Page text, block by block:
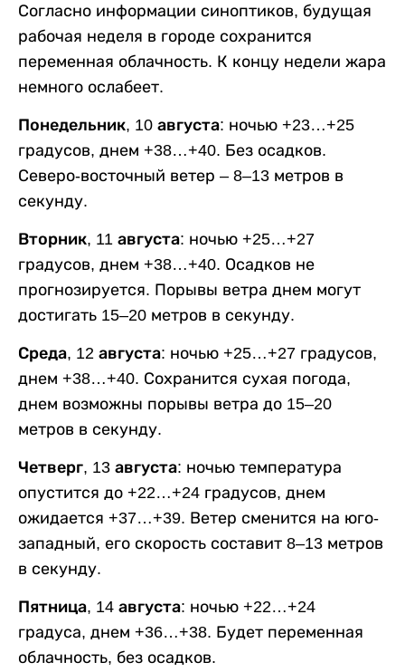
Согласно информации синоптиков, будущая
рабочая неделя в городе сохранится
переменная облачность. К концу недели жара
немного ослабеет.
Понедельник, 10 августа: ночью +23…+25
градусов, днем +38…+40. Без осадков.
Северо-восточный ветер – 8–13 метров в
секунду.
Вторник, 11 августа: ночью +25…+27
градусов, днем +38…+40. Осадков не
прогнозируется. Порывы ветра днем могут
достигать 15–20 метров в секунду.
Среда, 12 августа: ночью +25…+27 градусов,
днем +38…+40. Сохранится сухая погода,
днем возможны порывы ветра до 15–20
метров в секунду.
Четверг, 13 августа: ночью температура
опустится до +22…+24 градусов, днем
ожидается +37…+39. Ветер сменится на юго-
западный, его скорость составит 8–13 метров
в секунду.
Пятница, 14 августа: ночью +22…+24
градуса, днем +36…+38. Будет переменная
облачность, без осадков.